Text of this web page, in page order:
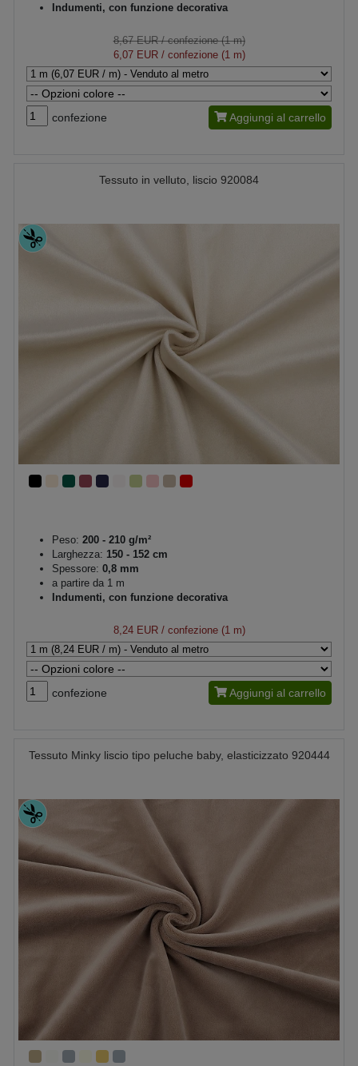
Indumenti, con funzione decorativa
8,67 EUR/ confezione (1 m)
6,07 EUR/ confezione (1 m)
confezione Aggiungi al carrello
Tessuto in velluto, liscio 920084
Peso: 200 - 210 g/m²
Larghezza: 150 - 152 cm
Spessore: 0,8 mm
a partire da 1 m
Indumenti, con funzione decorativa
8,24 EUR/ confezione (1 m)
confezione Aggiungi al carrello
Tessuto Minky liscio tipo peluche baby, elasticizzato 920444